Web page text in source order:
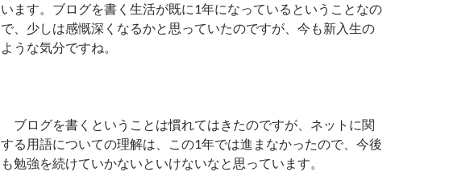
います。ブログを書く生活が既に1年になっているということなの
で、少しは感慨深くなるかと思っていたのですが、今も新入生の
ような気分ですね。
ブログを書くということは慣れてはきたのですが、ネットに関
する用語についての理解は、この1年では進まなかったので、今後
も勉強を続けていかないといけないなと思っています。